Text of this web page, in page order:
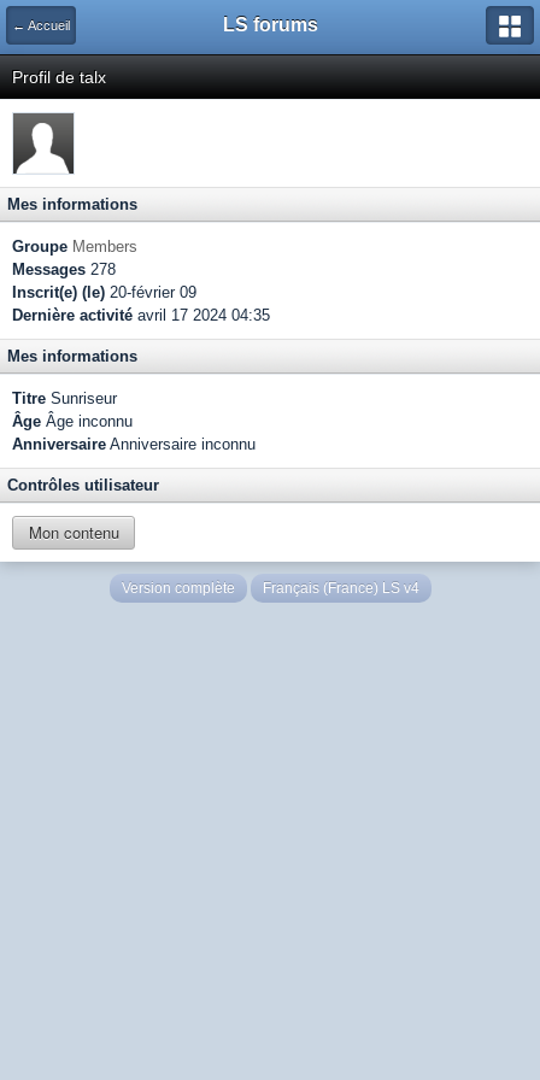
← Accueil LS forums
Profil de talx
Mes informations
Groupe Members
Messages 278
Inscrit(e) (le) 20-février 09
Dernière activité avril 17 2024 04:35
Mes informations
Titre Sunriseur
Âge Âge inconnu
Anniversaire Anniversaire inconnu
Contrôles utilisateur
Mon contenu
Version complète Français (France) LS v4